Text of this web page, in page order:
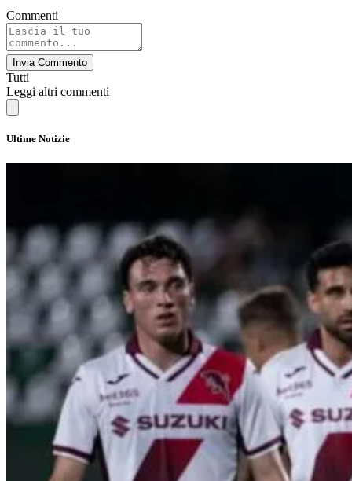
Commenti
Invia Commento
Tutti
Leggi altri commenti
Ultime Notizie